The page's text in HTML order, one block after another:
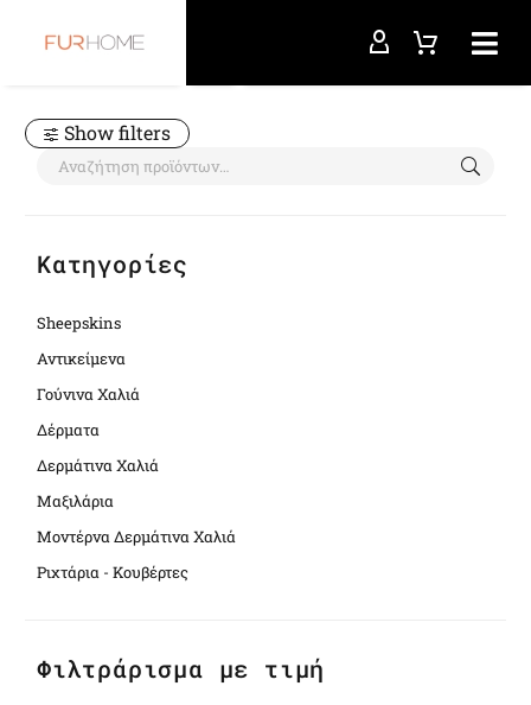
Show filters
Κατηγορίες
Sheepskins
Αντικείμενα
Γούνινα Χαλιά
Δέρματα
Δερμάτινα Χαλιά
Μαξιλάρια
Μοντέρνα Δερμάτινα Χαλιά
Ριχτάρια - Κουβέρτες
Φιλτράρισμα με τιμή